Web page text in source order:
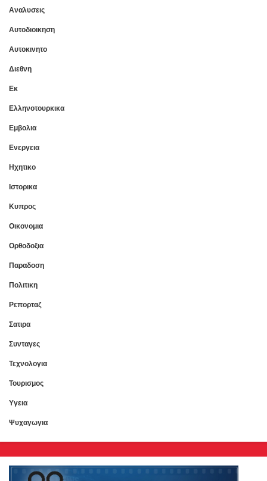
Αναλυσεις
Αυτοδιοικηση
Αυτοκινητο
Διεθνη
Εκ
Ελληνοτουρκικα
Εμβολια
Ενεργεια
Ηχητικο
Ιστορικα
Κυπρος
Οικονομια
Ορθοδοξια
Παραδοση
Πολιτικη
Ρεπορταζ
Σατιρα
Συνταγες
Τεχνολογια
Τουρισμος
Υγεια
Ψυχαγωγια